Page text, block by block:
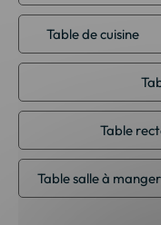
Table de cuisine
Table
Table salle à manger